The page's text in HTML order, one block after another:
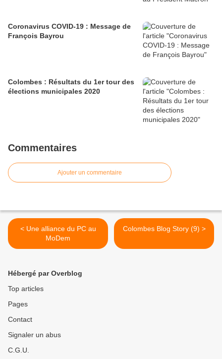
Coronavirus COVID-19 : Message de
François Bayrou
Colombes : Résultats du 1er tour des
élections municipales 2020
Commentaires
Ajouter un commentaire
< Une alliance du PC au
MoDem
Colombes Blog Story (9) >
Hébergé par Overblog
Top articles
Pages
Contact
Signaler un abus
C.G.U.